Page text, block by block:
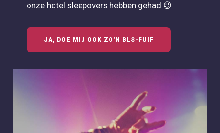
onze hotel sleepovers hebben gehad 😉
JA, DOE MIJ OOK ZO'N BLS-FUIF